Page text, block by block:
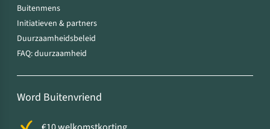
Buitenmens
Initiatieven & partners
Duurzaamheidsbeleid
FAQ: duurzaamheid
Word Buitenvriend